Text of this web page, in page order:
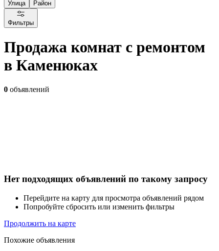
Улица Район
Фильтры
Продажа комнат с ремонтом
в Каменюках
0 объявлений
Нет подходящих объявлений по такому запросу
Перейдите на карту для просмотра объявлений рядом
Попробуйте сбросить или изменить фильтры
Продолжить на карте
Похожие объявления